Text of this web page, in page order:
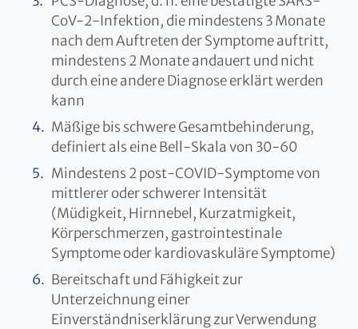
CoV-2-Infektion, die mindestens 3 Monate
nach dem Auftreten der Symptome auftritt,
mindestens 2 Monate andauert und nicht
durch eine andere Diagnose erklärt werden
kann
Mäßige bis schwere Gesamtbehinderung,
definiert als eine Bell-Skala von 30-60
Mindestens 2 post-COVID-Symptome von
mittlerer oder schwerer Intensität
(Müdigkeit, Hirnnebel, Kurzatmigkeit,
Körperschmerzen, gastrointestinale
Symptome oder kardiovaskuläre Symptome)
Bereitschaft und Fähigkeit zur
Unterzeichnung einer
Einverständniserklärung zur Verwendung